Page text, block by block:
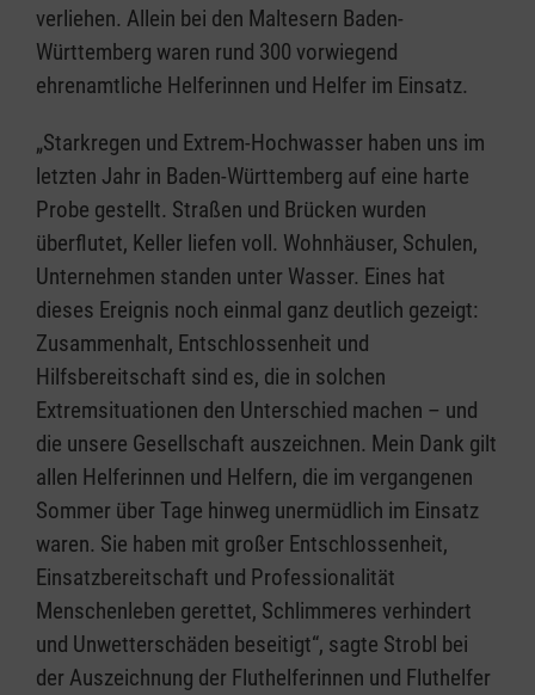
verliehen. Allein bei den Maltesern Baden-
Württemberg waren rund 300 vorwiegend
ehrenamtliche Helferinnen und Helfer im Einsatz.
„Starkregen und Extrem-Hochwasser haben uns im
letzten Jahr in Baden-Württemberg auf eine harte
Probe gestellt. Straßen und Brücken wurden
überflutet, Keller liefen voll. Wohnhäuser, Schulen,
Unternehmen standen unter Wasser. Eines hat
dieses Ereignis noch einmal ganz deutlich gezeigt:
Zusammenhalt, Entschlossenheit und
Hilfsbereitschaft sind es, die in solchen
Extremsituationen den Unterschied machen – und
die unsere Gesellschaft auszeichnen. Mein Dank gilt
allen Helferinnen und Helfern, die im vergangenen
Sommer über Tage hinweg unermüdlich im Einsatz
waren. Sie haben mit großer Entschlossenheit,
Einsatzbereitschaft und Professionalität
Menschenleben gerettet, Schlimmeres verhindert
und Unwetterschäden beseitigt“, sagte Strobl bei
der Auszeichnung der Fluthelferinnen und Fluthelfer